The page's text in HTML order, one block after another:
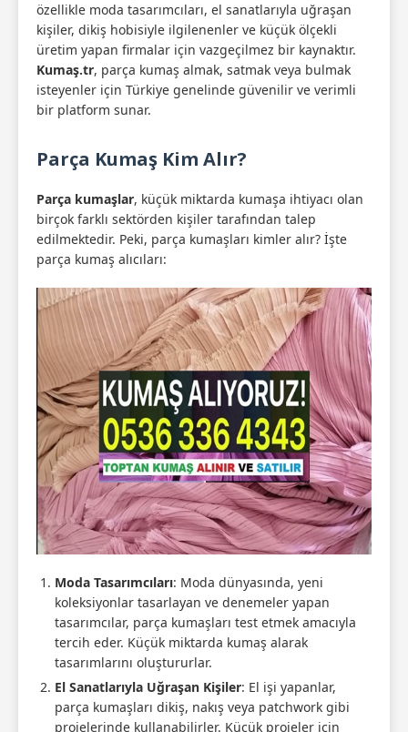
özellikle moda tasarımcıları, el sanatlarıyla uğraşan
kişiler, dikiş hobisiyle ilgilenenler ve küçük ölçekli
üretim yapan firmalar için vazgeçilmez bir kaynaktır.
Kumaş.tr, parça kumaş almak, satmak veya bulmak
isteyenler için Türkiye genelinde güvenilir ve verimli
bir platform sunar.
Parça Kumaş Kim Alır?
Parça kumaşlar, küçük miktarda kumaşa ihtiyacı olan
birçok farklı sektörden kişiler tarafından talep
edilmektedir. Peki, parça kumaşları kimler alır? İşte
parça kumaş alıcıları:
Moda Tasarımcıları: Moda dünyasında, yeni
koleksiyonlar tasarlayan ve denemeler yapan
tasarımcılar, parça kumaşları test etmek amacıyla
tercih eder. Küçük miktarda kumaş alarak
tasarımlarını oluştururlar.
El Sanatlarıyla Uğraşan Kişiler: El işi yapanlar,
parça kumaşları dikiş, nakış veya patchwork gibi
projelerinde kullanabilirler. Küçük projeler için